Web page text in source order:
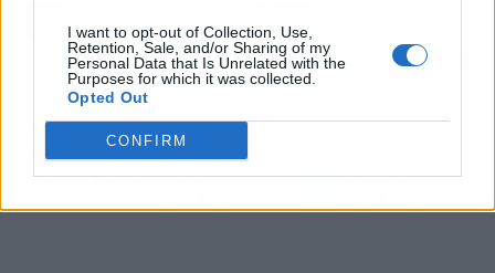
I want to opt-out of Collection, Use,
Retention, Sale, and/or Sharing of my
Personal Data that Is Unrelated with the
Purposes for which it was collected.
Opted Out
CONFIRM
IA de vídeo que sustituye
a Veo y llega en 2026
2026: el New York Times